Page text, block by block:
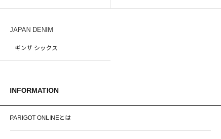
JAPAN DENIM
ギンザ シックス
INFORMATION
PARIGOT ONLINEとは